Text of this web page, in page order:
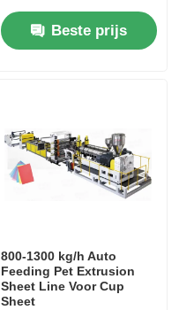
Beste prijs
800-1300 kg/h Auto
Feeding Pet Extrusion
Sheet Line Voor Cup
Sheet